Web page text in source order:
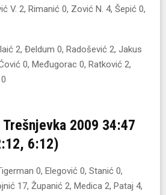
V. 2, Rimanić 0, Zović N. 4, Šepić 0,
2, Đeldum 0, Radošević 2, Jakus
0, Međugorac 0, Ratković 2,
Trešnjevka 2009 34:47
6:12)
0, Elegović 0, Stanić 0,
17, Županić 2, Medica 2, Pataj 4,